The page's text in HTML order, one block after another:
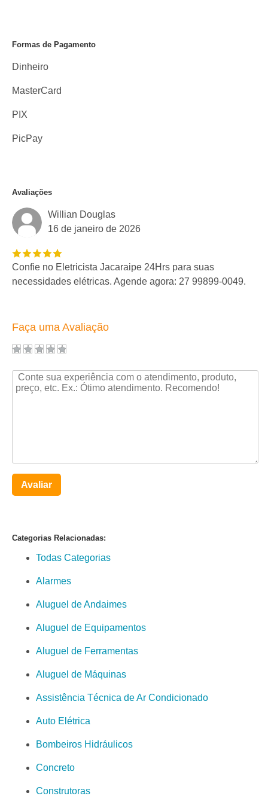
Formas de Pagamento
Dinheiro
MasterCard
PIX
PicPay
Avaliações
Willian Douglas
16 de janeiro de 2026
Confie no Eletricista Jacaraipe 24Hrs para suas
necessidades elétricas. Agende agora: 27 99899-0049.
Faça uma Avaliação
Avaliar
Categorias Relacionadas:
Todas Categorias
Alarmes
Aluguel de Andaimes
Aluguel de Equipamentos
Aluguel de Ferramentas
Aluguel de Máquinas
Assistência Técnica de Ar Condicionado
Auto Elétrica
Bombeiros Hidráulicos
Concreto
Construtoras